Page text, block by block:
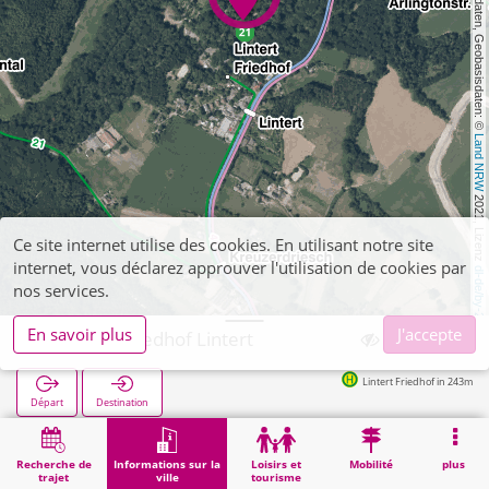
, Kartendaten, Geobasisdaten: ©
Land NRW
2021, Lizenz
dl-de/by-2-0
Recherche de
trajet
Informations sur la
ville
Loisirs et
tourisme
Mobilité plus
Aachen, Friedhof Lintert
Départ Destination
Lintert Friedhof in 243m
Démarrage Informations sur la ville Aachen, Friedhof Lintert
Ce site internet utilise des cookies. En utilisant notre site
internet, vous déclarez approuver l'utilisation de cookies par
nos services.
En savoir plus
J'accepte